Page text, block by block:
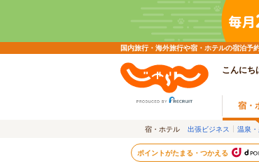
国内旅行・海外旅行や宿・ホテルの宿泊
こんにち
宿・
宿・ホテル 出張ビジネス 温泉
ポイントがたまる・つかえる